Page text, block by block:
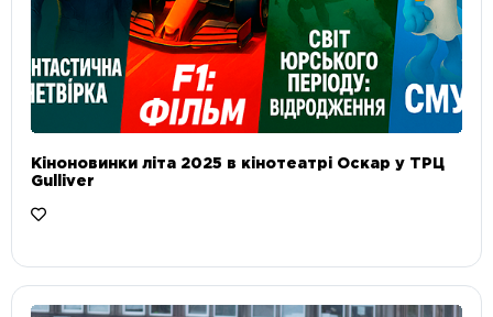
Кіноновинки літа 2025 в кінотеатрі Оскар у ТРЦ
Gulliver